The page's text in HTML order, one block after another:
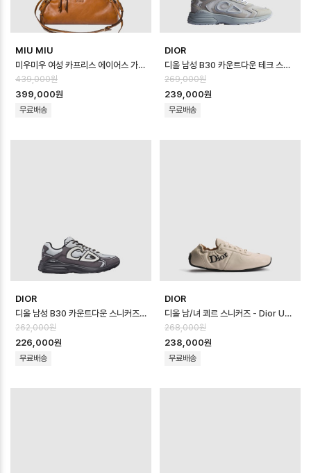
MIU MIU
미우미우 여성 카프리스 에이어스 가죽 클러치 - MiuMiu Womens Caprice A…
439,000원
399,000원
무료배송
DIOR
디올 남성 B30 카운트다운 테크 스니커즈 - Dior Mens B30 Countdown …
269,000원
239,000원
무료배송
DIOR
디올 남성 B30 카운트다운 스니커즈 - Dior Mens B30 Countdown Sho…
262,000원
226,000원
무료배송
DIOR
디올 남/녀 쾨르 스니커즈 - Dior Unisex Coeur Sneaker - dis14…
268,000원
238,000원
무료배송